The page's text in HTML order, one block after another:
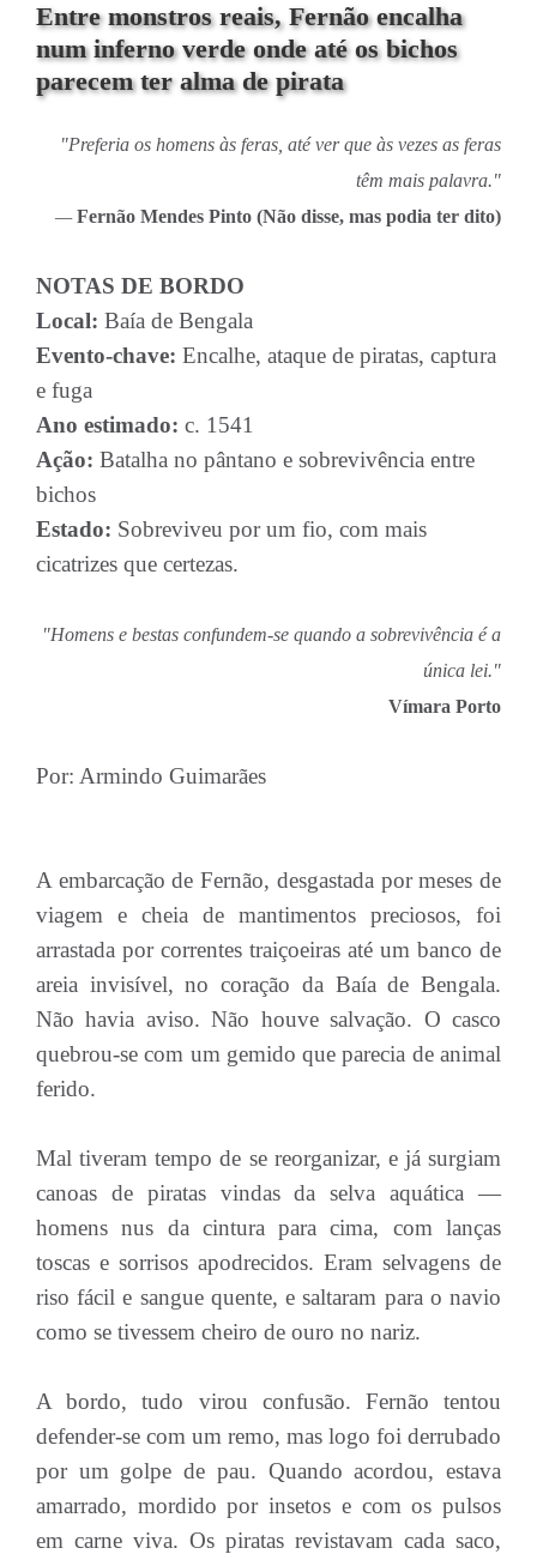
Entre monstros reais, Fernão encalha
num inferno verde onde até os bichos
parecem ter alma de pirata
"Preferia os homens às feras, até ver que às vezes as feras
têm mais palavra."
—Fernão Mendes Pinto (Não disse, mas podia ter dito)
NOTAS DE BORDO
Local: Baía de Bengala
Evento-chave: Encalhe, ataque de piratas, captura
e fuga
Ano estimado: c. 1541
Ação: Batalha no pântano e sobrevivência entre
bichos
Estado: Sobreviveu por um fio, com mais
cicatrizes que certezas.
"Homens e bestas confundem-se quando a sobrevivência é a
única lei."
Vímara Porto
Por: Armindo Guimarães
A embarcação de Fernão, desgastada por meses de
viagem e cheia de mantimentos preciosos, foi
arrastada por correntes traiçoeiras até um banco de
areia invisível, no coração da Baía de Bengala.
Não havia aviso. Não houve salvação. O casco
quebrou-se com um gemido que parecia de animal
ferido.
Mal tiveram tempo de se reorganizar, e já surgiam
canoas de piratas vindas da selva aquática —
homens nus da cintura para cima, com lanças
toscas e sorrisos apodrecidos. Eram selvagens de
riso fácil e sangue quente, e saltaram para o navio
como se tivessem cheiro de ouro no nariz.
A bordo, tudo virou confusão. Fernão tentou
defender-se com um remo, mas logo foi derrubado
por um golpe de pau. Quando acordou, estava
amarrado, mordido por insetos e com os pulsos
em carne viva. Os piratas revistavam cada saco,